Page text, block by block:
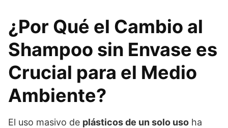
¿Por Qué el Cambio al
Shampoo sin Envase es
Crucial para el Medio
Ambiente?
El uso masivo de plásticos de un solo uso ha